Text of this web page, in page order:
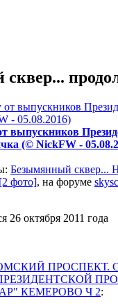
выпускников
(© NickFW -
Безымянный сквер...
фото], на форуме
26 октября 2011 года
ПРОСПЕКТ.
КЕМЕРОВО Ч 2: